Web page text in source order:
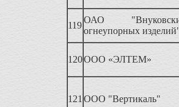
119
ОАО
огнеупорных
120ООО «ЭЛТЕМ»
121 ООО "Вертикаль"